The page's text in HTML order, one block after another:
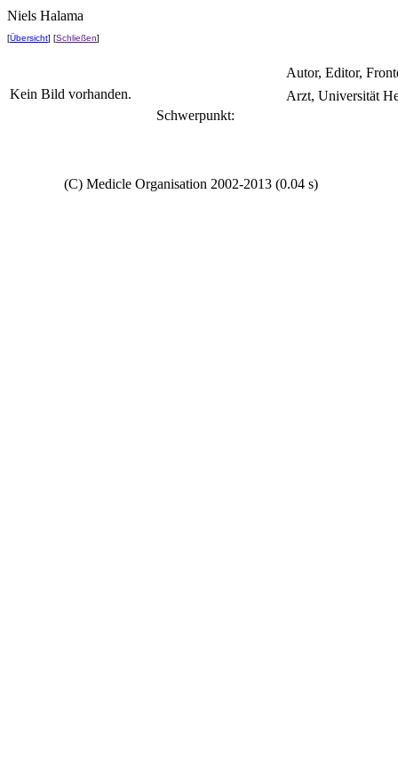
Niels Halama
[Übersicht] [Schließen]
Kein Bild vorhanden.
Autor, Editor,
Arzt, Universität
Schwerpunkt:
(C) Medicle Organisation 2002-2013 (0.04 s)